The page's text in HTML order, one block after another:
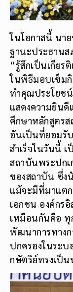
ในโอกาสนี้ นา
ฐานะประธานส
“รู้สึกเป็นเกียร
ในพิธีมอบเข็ม
ทำคุณประโยช
แสดงความยิน
ศึกษาหลักสูตร
อันเป็นที่ยอมรั
สำเร็จในวันนี้
สถาบันพระปกเ
ของสถาบัน ซึ่ง
แม้จะมีที่มาแตก
เอกชน องค์กร
เหมือนกันคือ
พัฒนาการทางก
ปกครองในระ
กษัตริย์ทรงเป็